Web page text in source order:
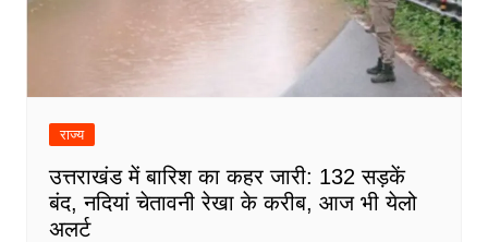
राज्य
उत्तराखंड में बारिश का कहर जारी: 132 सड़कें
बंद, नदियां चेतावनी रेखा के करीब, आज भी येलो
अलर्ट